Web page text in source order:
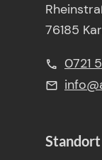
Standort
76185
0721